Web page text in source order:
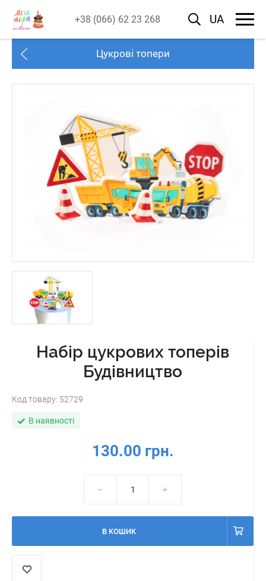
+38 (066) 62 23 268 UA
Цукрові топери
Набір цукрових топерів
Будівництво
Код товару: 52729
В наявності
130.00 грн.
В КОШИК